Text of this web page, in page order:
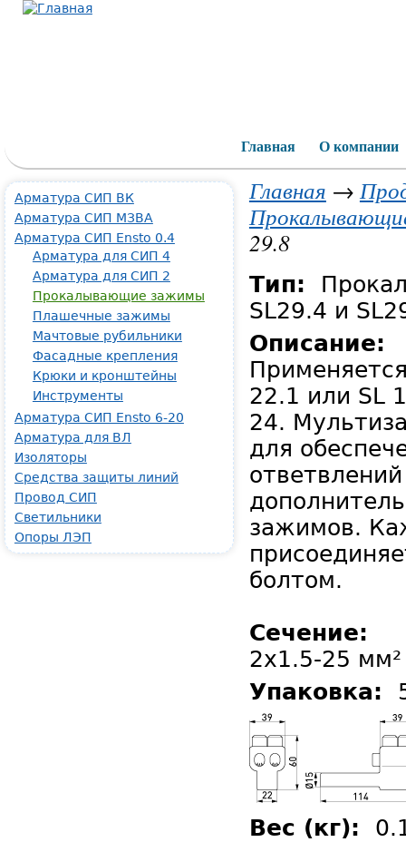
Главная →
29.8
Тип:
SL29.4 и
Описание:
22.1 или SL
24.
для
зажимов.
болтом.
Сечение:
2x1.5-25
Упаковка:
Вес (кг):
Main menu
Главная О компании
Арматура СИП ВК
Арматура СИП МЗВА
Арматура СИП Ensto 0.4
Арматура для СИП 4
Арматура для СИП 2
Прокалывающие зажимы
Плашечные зажимы
Мачтовые рубильники
Фасадные крепления
Крюки и кронштейны
Инструменты
Арматура СИП Ensto 6-20
Арматура для ВЛ
Изоляторы
Средства защиты линий
Провод СИП
Светильники
Опоры ЛЭП